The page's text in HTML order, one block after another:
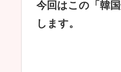
今回はこの「韓
します。